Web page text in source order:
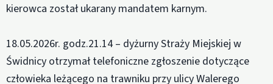
kierowca został ukarany mandatem karnym.
18.05.2026r. godz.21.14 – dyżurny Straży Miejskiej w
Świdnicy otrzymał telefoniczne zgłoszenie dotyczące
człowieka leżącego na trawniku przy ulicy Walerego